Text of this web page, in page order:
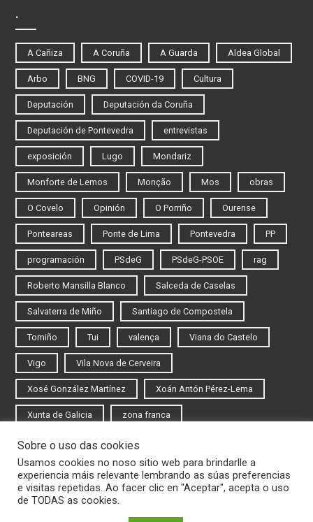
.
A Cañiza A Coruña A Guarda Aldea Global
Arbo BNG COVID-19 Cultura
Deputación Deputación da Coruña
Deputación de Pontevedra entrevistas
exposición Lugo Mondariz
Monforte de Lemos Monção Mos obras
O Covelo Opinión O Porriño Ourense
Ponteareas Ponte de Lima Pontevedra PP
programación PSdeG PSdeG-PSOE rag
Roberto Mansilla Blanco Salceda de Caselas
Salvaterra de Miño Santiago de Compostela
Tomiño Tui valença Viana do Castelo
Vigo Vila Nova de Cerveira
Xosé González Martínez Xoán Antón Pérez-Lema
Xunta de Galicia zona franca
Iniciar sesión
Rexistrarse
Sobre o uso das cookies
Usamos cookies no noso sitio web para brindarlle a
experiencia máis relevante lembrando as súas preferencias
e visitas repetidas. Ao facer clic en "Aceptar", acepta o uso
de TODAS as cookies.